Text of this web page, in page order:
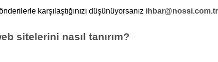
karşılaştığınızı düşünüyorsanız ihbar@nossi.com.tr
sitelerini nasıl tanırım?